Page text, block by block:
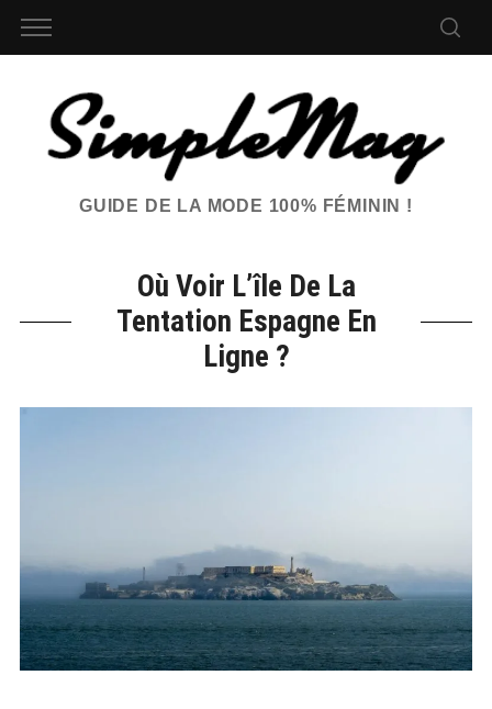
GUIDE DE LA MODE 100% FÉMININ !
Où Voir L’île De La
Tentation Espagne En
Ligne ?